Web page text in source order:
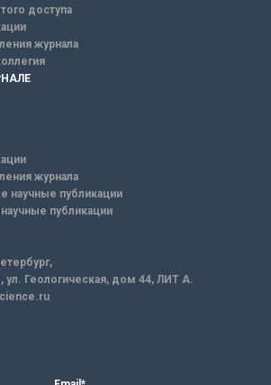
доступа
журнала
журнала
научные публикации
публикации
ул. Геологическая, дом 44, ЛИТ А.